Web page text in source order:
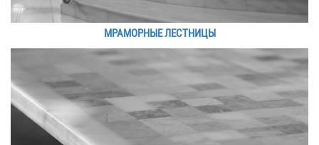
МРАМОРНЫЕ ЛЕСТНИЦЫ